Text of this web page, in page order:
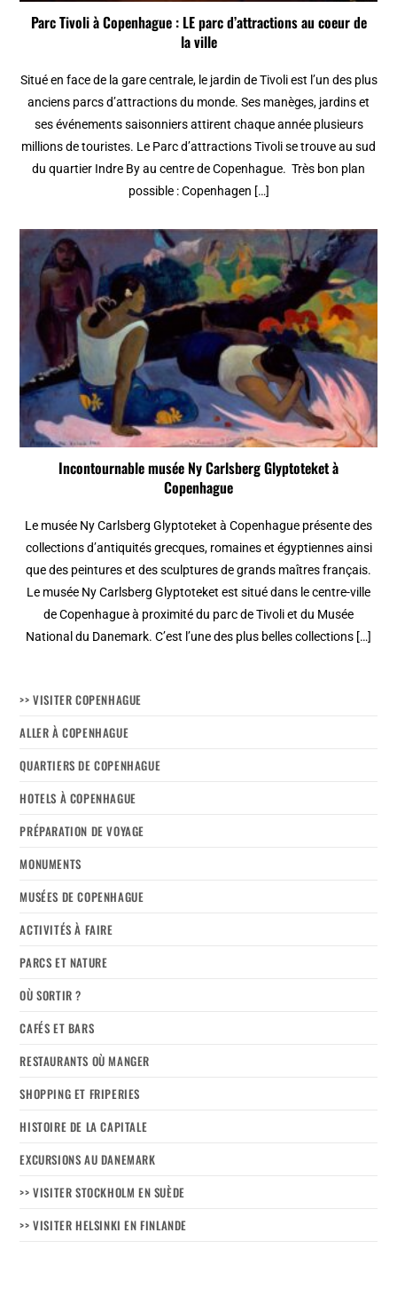
Parc Tivoli à Copenhague : LE parc d’attractions au coeur de
la ville
Situé en face de la gare centrale, le jardin de Tivoli est l’un des plus
anciens parcs d’attractions du monde. Ses manèges, jardins et
ses événements saisonniers attirent chaque année plusieurs
millions de touristes. Le Parc d’attractions Tivoli se trouve au sud
du quartier Indre By au centre de Copenhague. Très bon plan
possible : Copenhagen […]
Incontournable musée Ny Carlsberg Glyptoteket à
Copenhague
Le musée Ny Carlsberg Glyptoteket à Copenhague présente des
collections d’antiquités grecques, romaines et égyptiennes ainsi
que des peintures et des sculptures de grands maîtres français.
Le musée Ny Carlsberg Glyptoteket est situé dans le centre-ville
de Copenhague à proximité du parc de Tivoli et du Musée
National du Danemark. C’est l’une des plus belles collections […]
>> VISITER COPENHAGUE
ALLER À COPENHAGUE
QUARTIERS DE COPENHAGUE
HOTELS À COPENHAGUE
PRÉPARATION DE VOYAGE
MONUMENTS
MUSÉES DE COPENHAGUE
ACTIVITÉS À FAIRE
PARCS ET NATURE
OÙ SORTIR ?
CAFÉS ET BARS
RESTAURANTS OÙ MANGER
SHOPPING ET FRIPERIES
HISTOIRE DE LA CAPITALE
EXCURSIONS AU DANEMARK
>> VISITER STOCKHOLM EN SUÈDE
>> VISITER HELSINKI EN FINLANDE